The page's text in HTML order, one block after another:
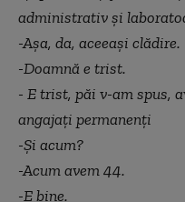
administrativ și
-Așa, da, aceeași clădire.
-Doamnă e trist.
- E trist, păi v-am spus,
angajați permanenți
-Și acum?
-Acum avem 44.
-E bine.